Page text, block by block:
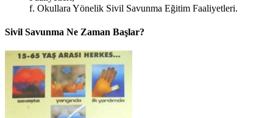
f. Okullara Yönelik Sivil Savunma Eğitim Faaliyetleri.
Sivil Savunma Ne Zaman Başlar?